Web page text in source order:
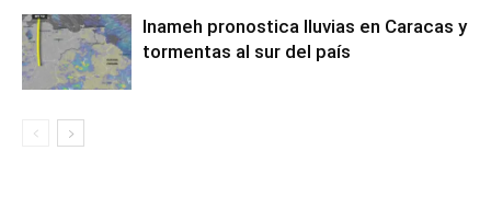
Inameh pronostica lluvias en Caracas y
tormentas al sur del país